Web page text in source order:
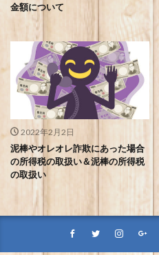
金額について
2022年2月2日
泥棒やオレオレ詐欺にあった場合
の所得税の取扱い＆泥棒の所得税
の取扱い